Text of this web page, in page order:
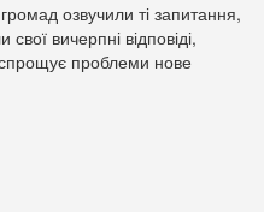
озвучили ті запитання,
вичерпні відповіді,
проблеми нове